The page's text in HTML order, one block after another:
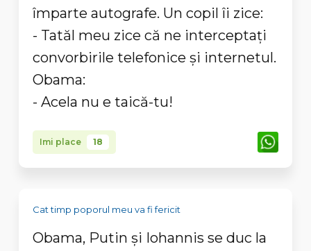
împarte autografe. Un copil îi zice:
- Tatăl meu zice că ne interceptaţi
convorbirile telefonice şi internetul.
Obama:
- Acela nu e taică-tu!
Imi place 18
Cat timp poporul meu va fi fericit
Obama, Putin şi Iohannis se duc la